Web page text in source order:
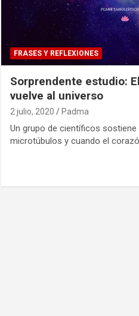
FRASES Y REFLEXIONES
Sorprendente estudio:
vuelve al universo
2 julio, 2020 Padma
Un grupo de científicos sostiene
microtúbulos y cuando el